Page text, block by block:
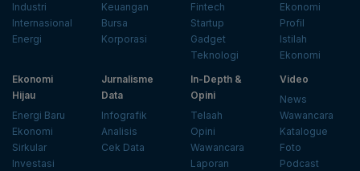
Industri
Internasional
Energi
Keuangan
Bursa
Korporasi
Fintech
Startup
Gadget
Teknologi
Ekonomi
Profil
Istilah
Ekonomi
Ekonomi
Hijau
Energi Baru
Ekonomi
Sirkular
Investasi
Jurnalisme
Data
Infografik
Analisis
Cek Data
In-Depth &
Opini
Telaah
Opini
Wawancara
Laporan
Video
News
Wawancara
Katalogue
Foto
Podcast